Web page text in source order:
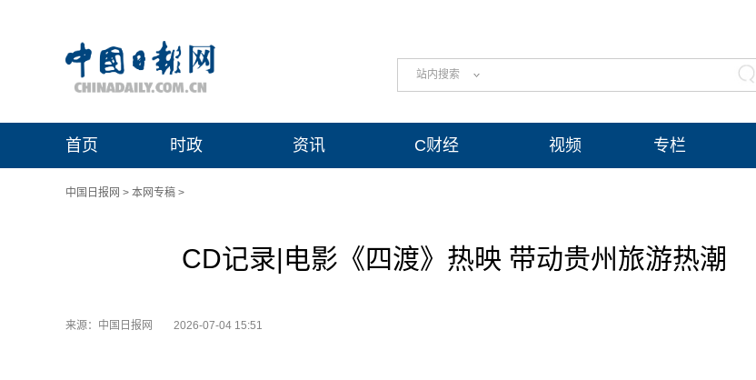
站内搜索
首页 时政 资讯 C财经 视频 专栏
中国日报网 > 本网专稿 >
CD记录|电影《四渡》热映 带动贵州旅游热潮
来源：中国日报网 2026-07-04 15:51